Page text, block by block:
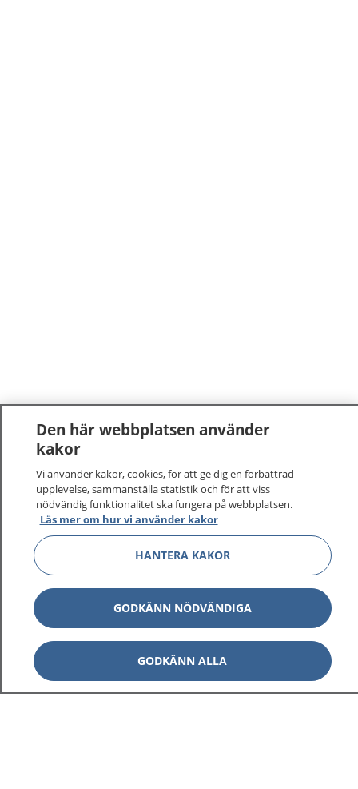
Den här webbplatsen använder
kakor
Vi använder kakor, cookies, för att ge dig en förbättrad
upplevelse, sammanställa statistik och för att viss
nödvändig funktionalitet ska fungera på webbplatsen.
Läs mer om hur vi använder kakor
HANTERA KAKOR
GODKÄNN NÖDVÄNDIGA
GODKÄNN ALLA